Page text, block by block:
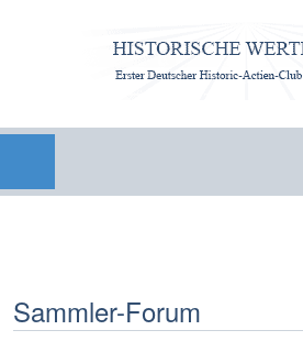
Sammler-Forum